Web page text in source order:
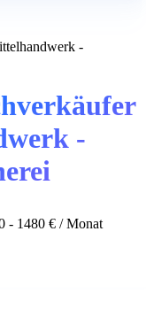
-
-
- 1480 € / Monat